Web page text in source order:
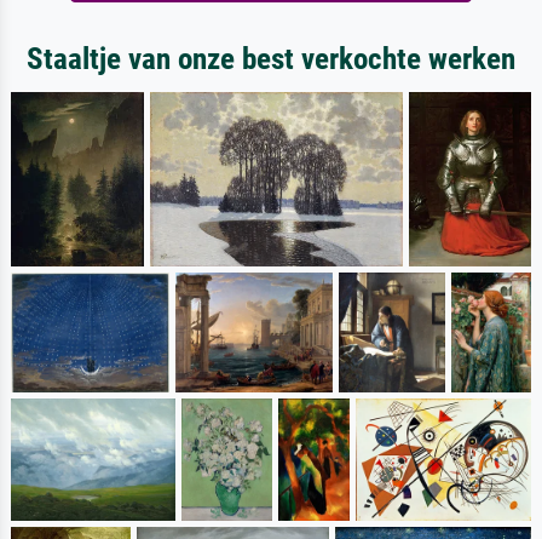
Staaltje van onze best verkochte werken